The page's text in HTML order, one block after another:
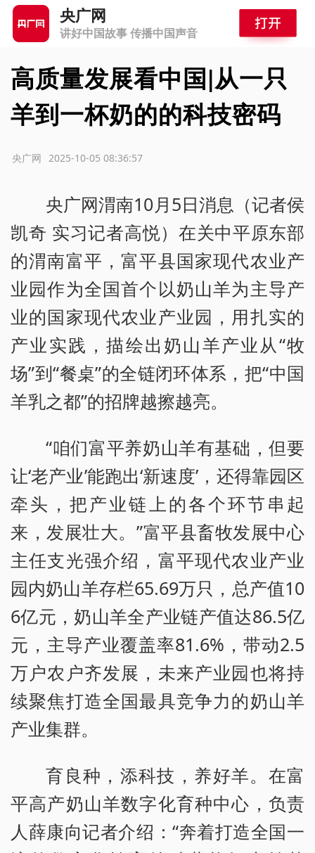
央广网
讲好中国故事 传播中国声音
高质量发展看中国|从一只
羊到一杯奶的的科技密码
2025-10-05 08:36:57
央广网
央广网渭南10月5日消息（记者侯
凯奇 实习记者高悦）在关中平原东部
的渭南富平，富平县国家现代农业产
业园作为全国首个以奶山羊为主导产
业的国家现代农业产业园，用扎实的
产业实践，描绘出奶山羊产业从“牧
场”到“餐桌”的全链闭环体系，把“中国
羊乳之都”的招牌越擦越亮。
“咱们富平养奶山羊有基础，但要
让‘老产业’能跑出‘新速度’，还得靠园区
牵头，把产业链上的各个环节串起
来，发展壮大。”富平县畜牧发展中心
主任支光强介绍，富平现代农业产业
园内奶山羊存栏65.69万只，总产值10
6亿元，奶山羊全产业链产值达86.5亿
元，主导产业覆盖率81.6%，带动2.5
万户农户齐发展，未来产业园也将持
续聚焦打造全国最具竞争力的奶山羊
产业集群。
育良种，添科技，养好羊。在富
平高产奶山羊数字化育种中心，负责
人薛康向记者介绍：“奔着打造全国一